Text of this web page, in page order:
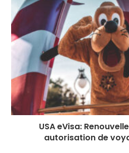
USA eVisa:
autorisation de